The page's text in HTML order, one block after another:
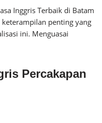
Inggris Terbaik di Batam
keterampilan penting yang
ini. Menguasai
Percakapan